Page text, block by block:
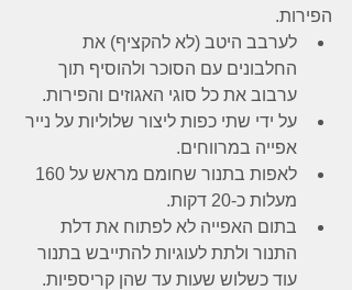
הפירות.
לערבב היטב (לא להקציף) את
החלבונים עם הסוכר ולהוסיף תוך
ערבוב את כל סוגי האגוזים והפירות.
על ידי שתי כפות ליצור שלוליות על נייר
אפייה במרווחים.
מעלות כ-20 דקות.
בתום האפייה לא לפתוח את דלת
התנור ולתת לעוגיות להתייבש בתנור
עוד כשלוש שעות עד שהן קריספיות.